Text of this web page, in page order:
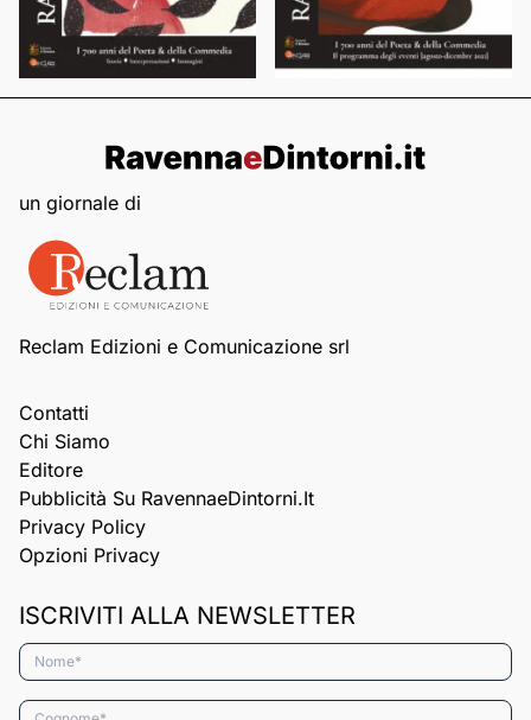
un giornale di
Reclam Edizioni e Comunicazione srl
Contatti
Chi Siamo
Editore
Pubblicità Su RavennaeDintorni.it
Privacy Policy
Opzioni Privacy
ISCRIVITI ALLA NEWSLETTER
Nome*
Cognome*